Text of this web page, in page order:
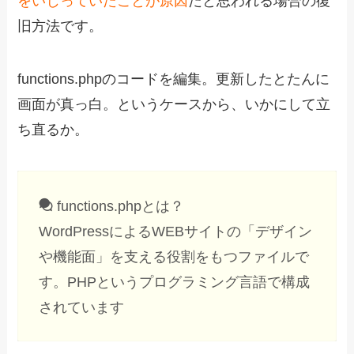
旧方法です。
functions.phpのコードを編集。更新したとたんに
画面が真っ白。というケースから、いかにして立
ち直るか。
functions.phpとは？
WordPressによるWEBサイトの「デザイン
や機能面」を支える役割をもつファイルで
す。PHPというプログラミング言語で構成
されています